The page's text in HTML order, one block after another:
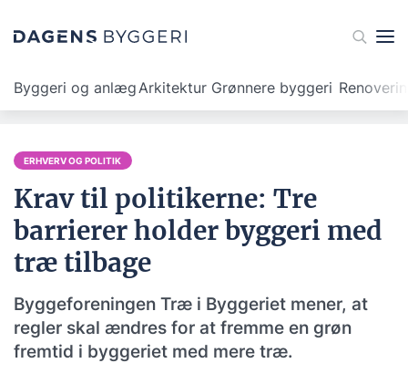
Byggeri og anlægArkitektur Grønnere byggeri
ERHVERV OG POLITIK
Krav til politikerne: Tre
barrierer holder byggeri med
træ tilbage
Byggeforeningen Træ i Byggeriet mener, at
regler skal ændres for at fremme en grøn
fremtid i byggeriet med mere træ.